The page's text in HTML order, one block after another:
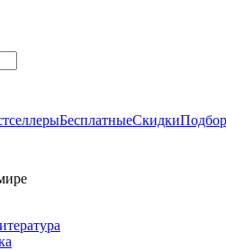
БесплатныеСкидки